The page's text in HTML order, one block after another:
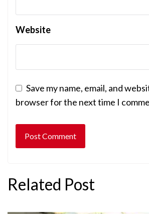
Website
Save my name, email, and
browser for the next time I
Related Post